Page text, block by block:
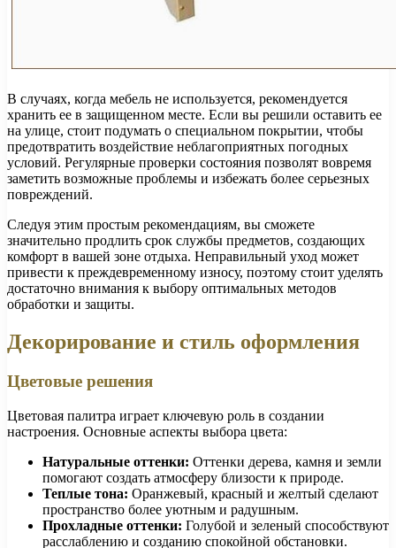
В случаях, когда мебель не используется, рекомендуется
хранить ее в защищенном месте. Если вы решили оставить ее
на улице, стоит подумать о специальном покрытии, чтобы
предотвратить воздействие неблагоприятных погодных
условий. Регулярные проверки состояния позволят вовремя
заметить возможные проблемы и избежать более серьезных
повреждений.
Следуя этим простым рекомендациям, вы сможете
значительно продлить срок службы предметов, создающих
комфорт в вашей зоне отдыха. Неправильный уход может
привести к преждевременному износу, поэтому стоит уделять
достаточно внимания к выбору оптимальных методов
обработки и защиты.
Декорирование и стиль оформления
Цветовые решения
Цветовая палитра играет ключевую роль в создании
настроения. Основные аспекты выбора цвета:
Натуральные оттенки: Оттенки дерева, камня и земли
помогают создать атмосферу близости к природе.
Теплые тона: Оранжевый, красный и желтый сделают
пространство более уютным и радушным.
Прохладные оттенки: Голубой и зеленый способствуют
расслаблению и созданию спокойной обстановки.